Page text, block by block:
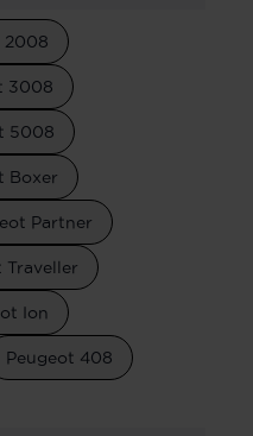
2008
3008
5008
Boxer
Partner
Traveller
Ion
Peugeot 408